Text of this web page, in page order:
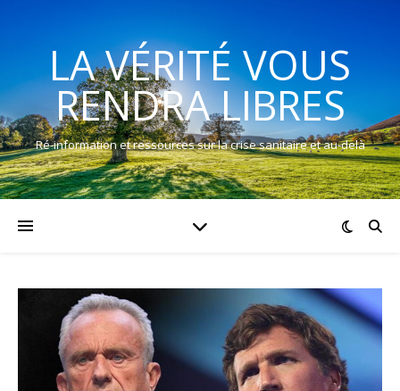
LA VÉRITÉ VOUS
RENDRA LIBRES
Ré-information et ressources sur la crise sanitaire et au-delà